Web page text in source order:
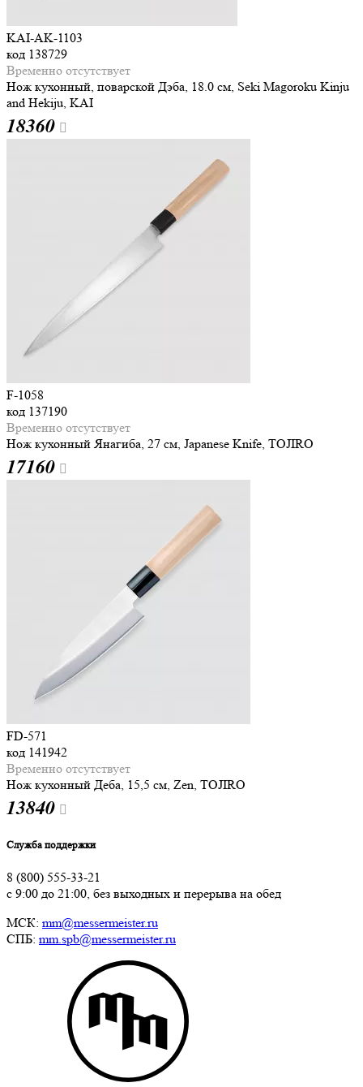
KAI-AK-1103
код 138729
Временно отсутствует
Нож кухонный, поварской Дэба, 18.0 см, Seki Magoroku Kinju
and Hekiju, KAI
18360
F-1058
код 137190
Временно отсутствует
Нож кухонный Янагиба, 27 см, Japanese Knife, TOJIRO
17160
FD-571
код 141942
Временно отсутствует
Нож кухонный Деба, 15,5 см, Zen, TOJIRO
13840
Служба поддержки
8 (800) 555-33-21
с 9:00 до 21:00, без выходных и перерыва на обед
МСК: mm@messermeister.ru
СПБ: mm.spb@messermeister.ru